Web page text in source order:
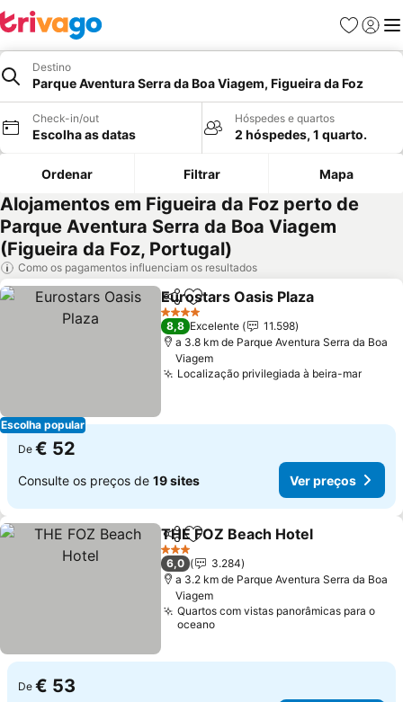
Favoritos
Iniciar
Destino
Parque Aventura Serra da Boa Viagem, Figueira da Foz
Check-in/out
Escolha as datas
Hóspedes e quartos
2 hóspedes, 1 quarto.
Ordenar Filtrar Mapa
Alojamentos em Figueira da Foz perto de
Parque Aventura Serra da Boa Viagem
(Figueira da Foz, Portugal)
Como os pagamentos influenciam os resultados
Escolha popular
PartilharAdicionar aos favoritos
Eurostars Oasis Plaza
4 Estrelas
8,8 Excelente
11.598
a 3.8 km de Parque Aventura Serra da Boa
Viagem
Localização privilegiada à beira-mar
De € 52
Consulte os preços de 19 sites Ver preços
PartilharAdicionar aos favoritos
THE FOZ Beach Hotel
3 Estrelas
6,0
3.284
a 3.2 km de Parque Aventura Serra da Boa
Viagem
Quartos com vistas panorâmicas para o
oceano
De € 53